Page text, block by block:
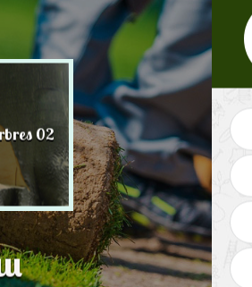
02 Taille de haie 02